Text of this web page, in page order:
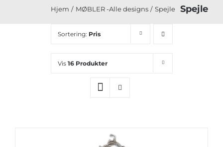
Spejle
Hjem MØBLER -Alle designs Spejle
Sortering: Pris
Vis 16 Produkter